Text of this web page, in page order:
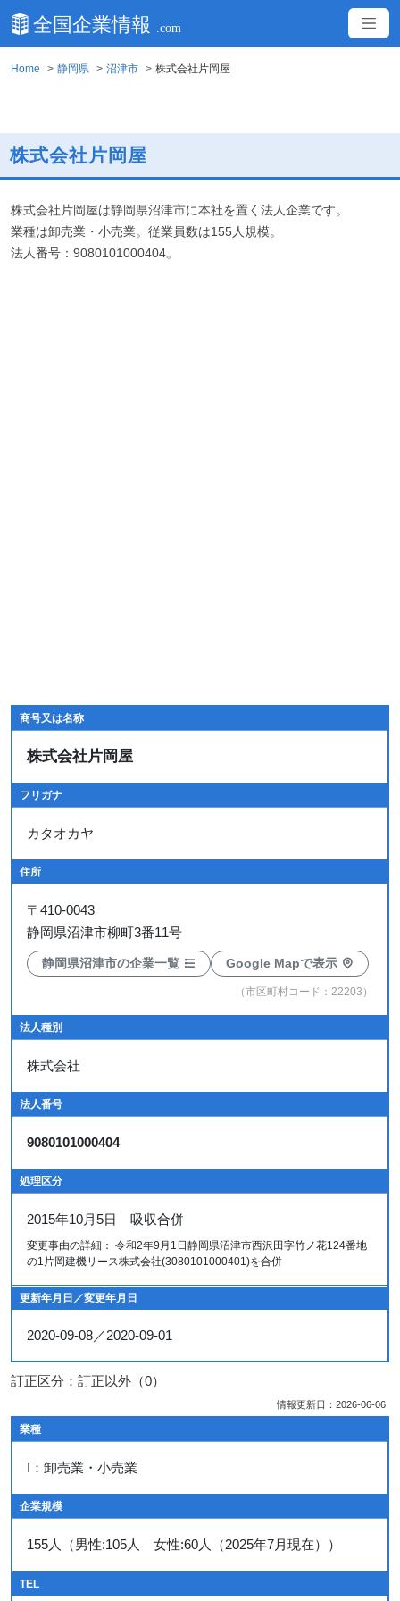
Home 静岡県 沼津市 株式会社片岡屋
株式会社片岡屋
株式会社片岡屋は静岡県沼津市に本社を置く法人企業です。
業種は卸売業・小売業。従業員数は155人規模。
法人番号：9080101000404。
商号又は名称
株式会社片岡屋
フリガナ
カタオカヤ
住所
〒 410-0043
静岡県沼津市柳町3番11号
静岡県沼津市の企業一覧 Google Mapで表示
（市区町村コード：22203）
法人種別
株式会社
法人番号
9080101000404
処理区分
2015年10月5日 吸収合併
変更事由の詳細： 令和2年9月1日静岡県沼津市西沢田字竹ノ花124番地
の1片岡建機リース株式会社(3080101000401)を合併
更新年月日／変更年月日
2020-09-08／2020-09-01
訂正区分：訂正以外（0）
情報更新日：2026-06-06
業種
I：卸売業・小売業
企業規模
155人（男性:105人 女性:60人（2025年7月現在））
TEL